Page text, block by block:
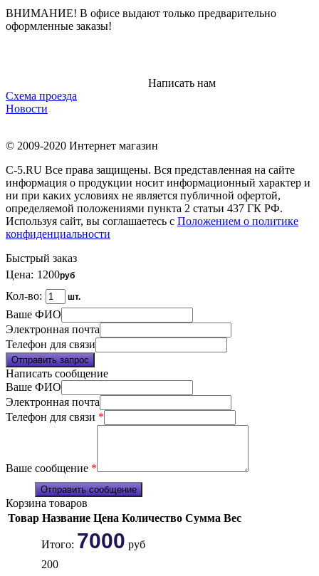
ВНИМАНИЕ! В офисе выдают только предварительно
оформленные заказы!
Написать нам
Схема проезда
Новости
© 2009-2020 Интернет магазин
С-5.RU Все права защищены. Вся представленная на сайте
информация о продукции носит информационный характер и
ни при каких условиях не является публичной офертой,
определяемой положениями пункта 2 статьи 437 ГК РФ.
Используя сайт, вы соглашаетесь с Положением о политике
конфиденциальности
Быстрый заказ
Цена: 1200руб
Кол-во: шт.
Ваше ФИО
Электронная почта
Телефон для связи
Отправить запрос
Написать сообщение
Ваше ФИО
Электронная почта
Телефон для связи *
Ваше сообщение *
Отправить сообщение
Корзина товаров
Товар Название Цена Количество Сумма Вес
Итого: 7000 руб
200